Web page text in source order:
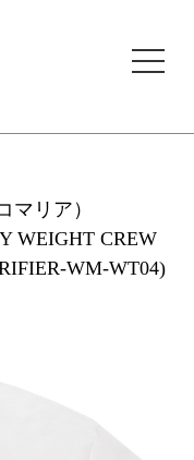
store
マリア）
WEIGHT CREW
WM-WT04)